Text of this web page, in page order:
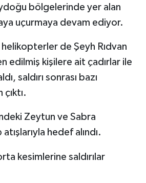
bölgelerinde yer alan
uçurmaya devam ediyor.
de Şeyh Rıdvan
edilmiş kişilere ait çadırlar ile
saldırı sonrası bazı
Zeytun ve Sabra
hedef alındı.
kesimlerine saldırılar